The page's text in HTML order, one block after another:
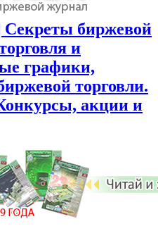
биржевой
и
графики,
торговли.
акции и